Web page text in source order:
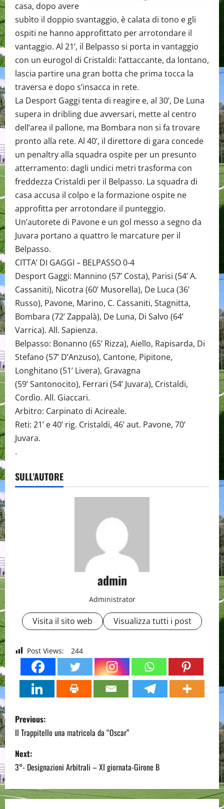
casa, dopo avere
subìto il doppio svantaggio, è calata di tono e gli
ospiti ne hanno approfittato per arrotondare il
vantaggio. Al 21’, il Belpasso si porta in vantaggio
con un eurogol di Cristaldi: l’attaccante, da lontano,
lascia partire una gran botta che prima tocca la
traversa e dopo s’insacca in rete.
La Desport Gaggi tenta di reagire e, al 30’, De Luna
supera in dribling due avversari, mette al centro
dell’area il pallone, ma Bombara non si fa trovare
pronto alla rete. Al 40’, il direttore di gara concede
un penaltry alla squadra ospite per un presunto
atterramento: dagli undici metri trasforma con
freddezza Cristaldi per il Belpasso. La squadra di
casa accusa il colpo e la formazione ospite ne
approfitta per arrotondare il punteggio.
Un’autorete di Pavone e un gol messo a segno da
Juvara portano a quattro le marcature per il
Belpasso.
CITTA’ DI GAGGI – BELPASSO 0-4
Desport Gaggi: Mannino (57’ Costa), Parisi (54’ A.
Cassaniti), Nicotra (60’ Musorella), De Luca (36’
Russo), Pavone, Marino, C. Cassaniti, Stagnitta,
Bombara (72’ Zappalà), De Luna, Di Salvo (64’
Varrica). All. Sapienza.
Belpasso: Bonanno (65’ Rizza), Aiello, Rapisarda, Di
Stefano (57’ D’Anzuso), Cantone, Pipitone,
Longhitano (51’ Livera), Gravagna
(59’ Santonocito), Ferrari (54’ Juvara), Cristaldi,
Cordìo. All. Giaccari.
Arbitro: Carpinato di Acireale.
Reti: 21’ e 40’ rig. Cristaldi, 46’ aut. Pavone, 70’
Juvara.
.
SULL'AUTORE
admin
Administrator
Visita il sito web Visualizza tutti i post
Post Views: 244
P
o
s
t
n
Previous:
Il Trappitello una matricola da “Oscar”
Next:
3°- Designazioni Arbitrali – XI giornata-Girone B